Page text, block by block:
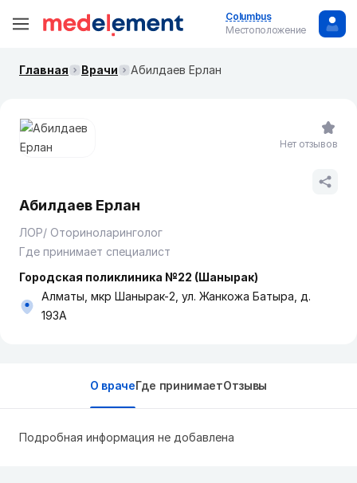
Columbus
Местоположение
Главная Врачи Абилдаев Ерлан
Абилдаев Ерлан
ЛОР/ Оториноларинголог
Где принимает специалист
Городская поликлиника №22 (Шанырак)
Алматы, мкр Шанырак-2, ул. Жанкожа Батыра, д.
193А
Нет отзывов
О врачеГде принимаетОтзывы
Подробная информация не добавлена